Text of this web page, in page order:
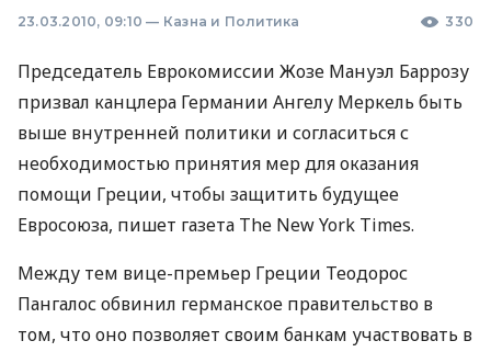
23.03.2010, 09:10 — Казна и Политика 330
Председатель Еврокомиссии Жозе Мануэл Баррозу
призвал канцлера Германии Ангелу Меркель быть
выше внутренней политики и согласиться с
необходимостью принятия мер для оказания
помощи Греции, чтобы защитить будущее
Евросоюза, пишет газета The New York Times.
Между тем вице-премьер Греции Теодорос
Пангалос обвинил германское правительство в
том, что оно позволяет своим банкам участвовать в